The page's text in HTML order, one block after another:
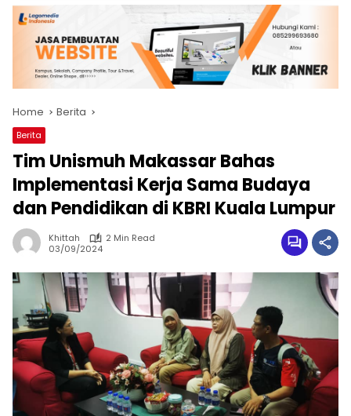
Home Berita
Berita
Tim Unismuh Makassar Bahas
Implementasi Kerja Sama Budaya
dan Pendidikan di KBRI Kuala Lumpur
Khittah
2 Min Read
03/09/2024